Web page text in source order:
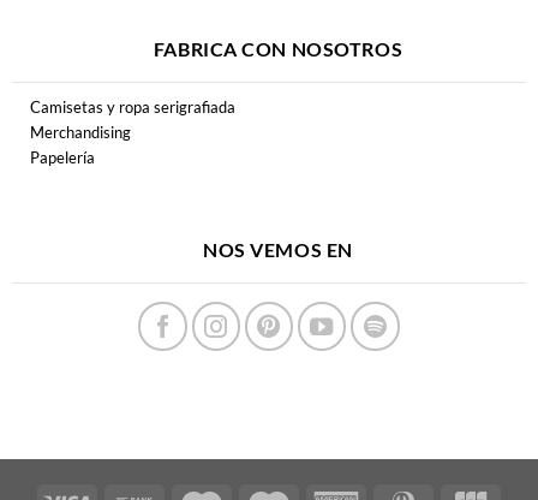
FABRICA CON NOSOTROS
Camisetas y ropa serigrafiada
Merchandising
Papelería
NOS VEMOS EN